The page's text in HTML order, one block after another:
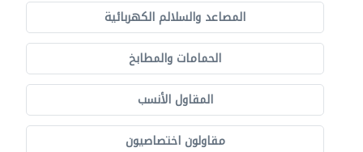
المصاعد والسلالم الكهربائية
الحمامات والمطابخ
المقاول الأنسب
مقاولون اختصاصيون